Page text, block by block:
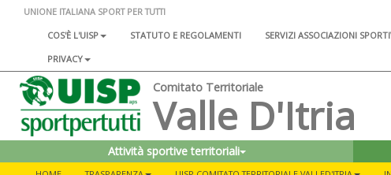
UNIONE ITALIANA SPORT PER TUTTI
COS'È L'UISP
STATUTO E REGOLAMENTI SERVIZI ASSOCIAZIONI
PRIVACY
Comitato Territoriale
Valle D'Itria
Attività sportive territoriali